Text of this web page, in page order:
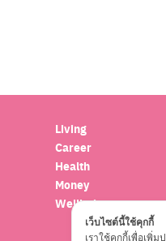
Living
Career
Health
Money
Wellbeing
เว็บไซต์นี้ใช้คุกกี้
เราใช้คุกกี้เพื่อเพิ่